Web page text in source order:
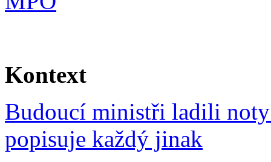
Kontext
Budoucí ministři ladili
popisuje každý jinak